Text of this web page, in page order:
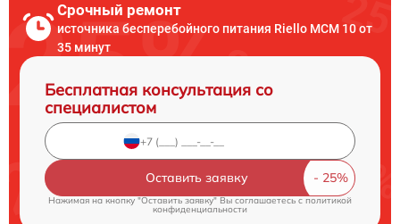
Срочный ремонт
источника бесперебойного питания Riello MCM 10 от
35 минут
Бесплатная консультация со
специалистом
Оставить заявку
Нажимая на кнопку "Оставить заявку" Вы соглашаетесь c политикой
конфиденциальности